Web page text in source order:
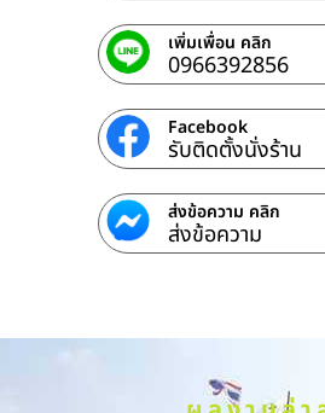
เพิ่มเพื่อน คลิก
0966392856
Facebook
รับติดตั้งนั่งร้าน
ส่งข้อความ คลิก
ส่งข้อความ